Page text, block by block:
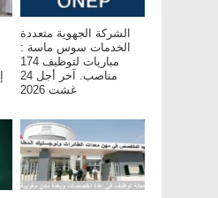
الشركة الجهوية متعددة
الخدمات سوس ماسة :
مباريات لتوظيف 174
مناصب. آخر أجل 24
غشت 2026